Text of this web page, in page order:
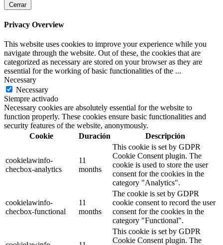
Cerrar
Privacy Overview
This website uses cookies to improve your experience while you
navigate through the website. Out of these, the cookies that are
categorized as necessary are stored on your browser as they are
essential for the working of basic functionalities of the ...
Necessary
Necessary
Siempre activado
Necessary cookies are absolutely essential for the website to
function properly. These cookies ensure basic functionalities and
security features of the website, anonymously.
Cookie
Duración Descripción
cookielawinfo-
checbox-analytics
11
months
This cookie is set by GDPR
Cookie Consent plugin. The
cookie is used to store the user
consent for the cookies in the
category "Analytics".
cookielawinfo-
checbox-functional
11
months
The cookie is set by GDPR
cookie consent to record the user
consent for the cookies in the
category "Functional".
This cookie is set by GDPR
Cookie Consent plugin. The